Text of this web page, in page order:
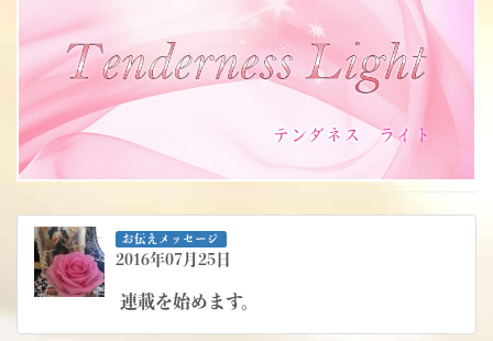
お伝えメッセージ
2016年07月25日
連載を始めます。